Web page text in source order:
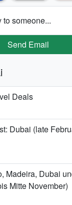
someone...
Send Email
Deals
Dubai (late
Madeira, Dubai
Mitte November)